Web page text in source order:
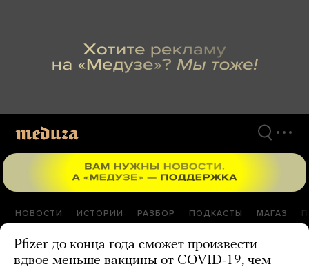
НОВОСТИ ИСТОРИИ РАЗБОР ПОДКАСТЫ МАГАЗ
Pfizer до конца года сможет произвести
вдвое меньше вакцины от COVID-19, чем